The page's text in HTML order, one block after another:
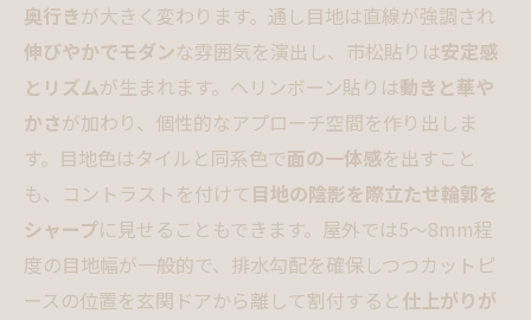
奥行きが大きく変わります。通し目地は直線が強調され
伸びやかでモダンな雰囲気を演出し、市松貼りは安定感
とリズムが生まれます。ヘリンボーン貼りは動きと華や
かさが加わり、個性的なアプローチ空間を作り出しま
す。目地色はタイルと同系色で面の一体感を出すこと
も、コントラストを付けて目地の陰影を際立たせ輪郭を
シャープに見せることもできます。屋外では5〜8mm程
度の目地幅が一般的で、排水勾配を確保しつつカットピ
ースの位置を玄関ドアから離して割付すると仕上がりが